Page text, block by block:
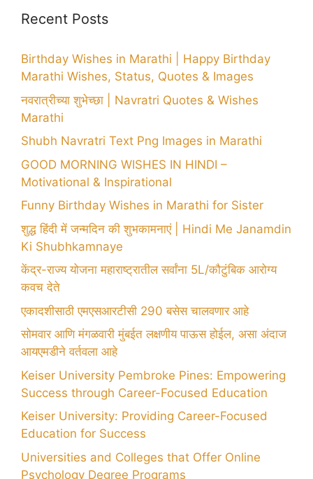
Recent Posts
Birthday Wishes in Marathi | Happy Birthday
Marathi Wishes, Status, Quotes & Images
नवरात्रीच्या शुभेच्छा | Navratri Quotes & Wishes
Marathi
Shubh Navratri Text Png Images in Marathi
GOOD MORNING WISHES IN HINDI –
Motivational & Inspirational
Funny Birthday Wishes in Marathi for Sister
शुद्ध हिंदी में जन्मदिन की शुभकामनाएं | Hindi Me Janamdin
Ki Shubhkamnaye
केंद्र-राज्य योजना महाराष्ट्रातील सर्वांना 5L/कौटुंबिक आरोग्य
कवच देते
एकादशीसाठी एमएसआरटीसी 290 बसेस चालवणार आहे
सोमवार आणि मंगळवारी मुंबईत लक्षणीय पाऊस होईल, असा अंदाज
आयएमडीने वर्तवला आहे
Keiser University Pembroke Pines: Empowering
Success through Career-Focused Education
Keiser University: Providing Career-Focused
Education for Success
Universities and Colleges that Offer Online
Psychology Degree Programs